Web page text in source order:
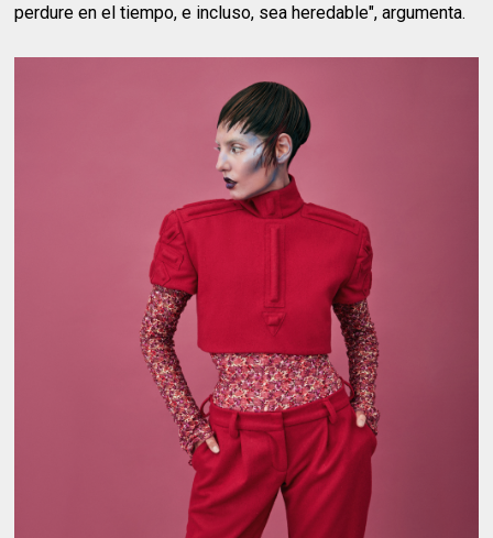
perdure en el tiempo, e incluso, sea heredable", argumenta.